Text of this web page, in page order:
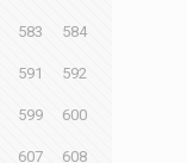
583 584
591 592
599 600
607 608